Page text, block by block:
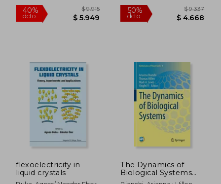
flexoelectricity in
liquid crystals
The Dynamics of
Biological Systems
(en Inglés)